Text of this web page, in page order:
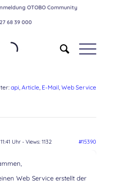
OTOBO Community
68 39 000
api,Article, E-Mail,Web Service
Uhr- Views: 1132 #15390
Web Service erstellt der